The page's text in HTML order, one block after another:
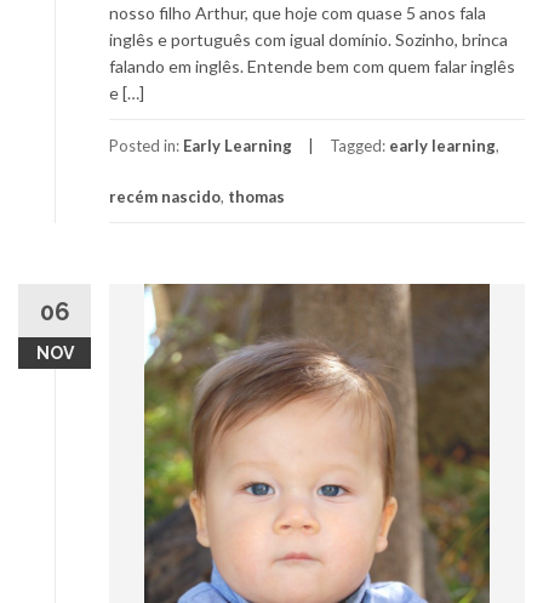
nosso filho Arthur, que hoje com quase 5 anos fala
inglês e português com igual domínio. Sozinho, brinca
falando em inglês. Entende bem com quem falar inglês
e […]
Posted in: Early Learning Tagged: early learning,
recém nascido, thomas
06
NOV